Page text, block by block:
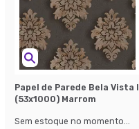
Papel de Parede Bela Vista l
(53x1000) Marrom
Sem estoque no momento...